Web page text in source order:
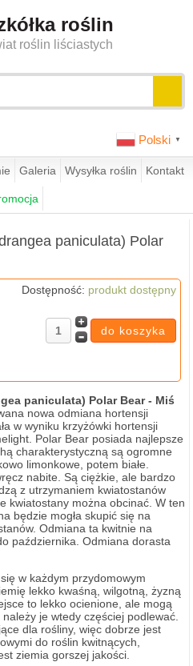
roślin
roślin liściastych
Polski ▼
Galeria Wysyłka roślin Kontakt
paniculata) Polar Bear c2 30-60cm
paniculata) Polar
Dostępność: produkt dostępny
paniculata) Polar Bear - Miś
nowa odmiana hortensji
w wyniku krzyżówki hortensji
Polar Bear posiada najlepsze
charakterystyczną są ogromne
limonkowe, potem białe.
nabite. Są ciężkie, ale bardzo
z utrzymaniem kwiatostanów
kwiatostany można obcinać. W ten
będzie mogła skupić się na
Odmiana ta kwitnie na
października. Odmiana dorasta
w każdym przydomowym
lekko kwaśną, wilgotną, żyzną
to lekko ocienione, ale mogą
je wtedy częściej podlewać.
dla rośliny, więc dobrze jest
do roślin kwitnących,
ziemia gorszej jakości.